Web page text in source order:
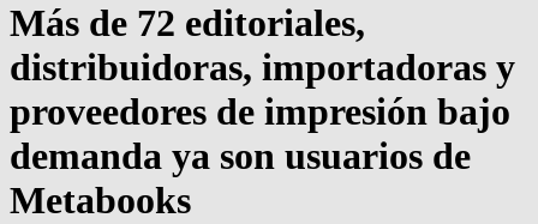
Más de 72 editoriales,
distribuidoras, importadoras y
proveedores de impresión bajo
demanda ya son usuarios de
Metabooks